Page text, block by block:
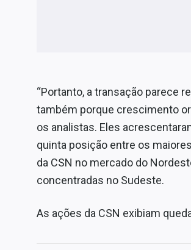
“Portanto, a transação parece
também porque crescimento
os analistas. Eles
quinta posição entre os
da CSN no mercado do
concentradas no Sudeste.
As ações da CSN exibiam